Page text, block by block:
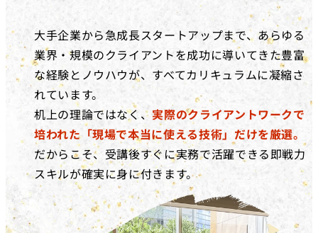
大手企業から急成長スタートアップまで、あらゆる
業界・規模のクライアントを成功に導いてきた豊富
な経験とノウハウが、すべてカリキュラムに凝縮さ
れています。
机上の理論ではなく、実際のクライアントワークで
培われた「現場で本当に使える技術」だけを厳選。
だからこそ、受講後すぐに実務で活躍できる即戦力
スキルが確実に身に付きます。